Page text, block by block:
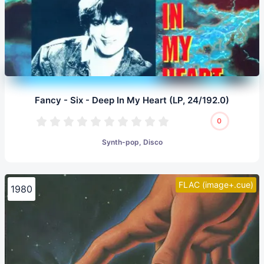
Fancy - Six - Deep In My Heart (LP, 24/192.0)
0
Synth-pop, Disco
FLAC (image+.cue)
1980